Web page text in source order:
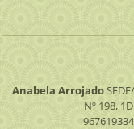
Anabela Arrojado
Nº 198, 1D
967619334